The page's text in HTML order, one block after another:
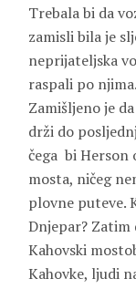
Trebala bi da
zamisli bila je
neprijateljska
raspali po
Zamišljeno je
drži do
čega bi Herson
mosta, ničeg
plovne puteve.
Dnjepar?
Kahovski
Kahovke, ljudi